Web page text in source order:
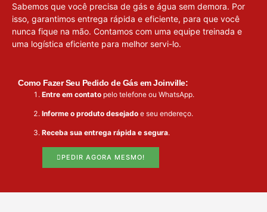
Sabemos que você precisa de gás e água sem demora. Por
isso, garantimos entrega rápida e eficiente, para que você
nunca fique na mão. Contamos com uma equipe treinada e
uma logística eficiente para melhor servi-lo.
Como Fazer Seu Pedido de Gás em Joinville:
Entre em contato pelo telefone ou WhatsApp.
Informe o produto desejado e seu endereço.
Receba sua entrega rápida e segura.
PEDIR AGORA MESMO!